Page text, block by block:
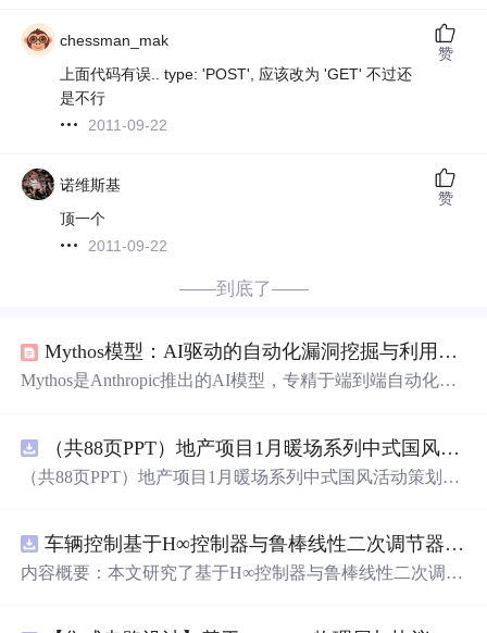
chessman_mak
上面代码有误.. type: 'POST', 应该改为 'GET' 不过还
是不行
2011-09-22
赞
诺维斯基
顶一个
2011-09-22
赞
——到底了——
Mythos模型：AI驱动的自动化漏洞挖掘与利用技术解析
Mythos是Anthropic推出的AI模型，专精于端到端自动化漏
的漏洞利用工作流、静态-动态-符号执行融合分析，以及
受控环境下的任务上下文对齐。模型通过Project Glasswing
效性。
（共88页PPT）地产项目1月暖场系列中式国风活动策划方案.pptx
（共88页PPT）地产项目1月暖场系列中式国风活动策划方
车辆控制基于H∞控制器与鲁棒线性二次调节器RLQR的铰接式重型车辆的稳健路径跟踪控制研究（Matlab代码实现）
内容概要：本文研究了基于H∞控制器与鲁棒线性二次调节